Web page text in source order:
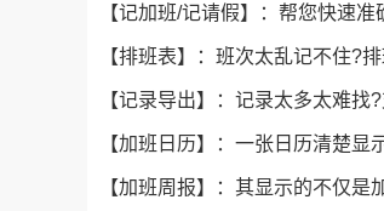
【记加班/记请假】：帮您快速
【排班表】：班次太乱记不住?
【记录导出】：记录太多太难
【加班日历】：一张日历清楚
【加班周报】：其显示的不仅